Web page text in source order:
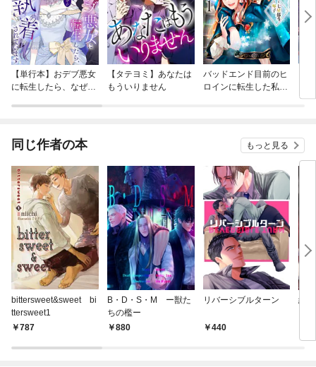
【単行本】おデブ悪女
に転生したら、なぜか
【タテヨミ】あなたは
もういりません
バッドエンド目前のヒ
ロインに転生した私、
同じ作者の本 もっと見る
bittersweet&sweet bi
ttersweet1
787
B・D・S・M ー獣た
ちの檻ー
880
リバーシブルターン
440
緋